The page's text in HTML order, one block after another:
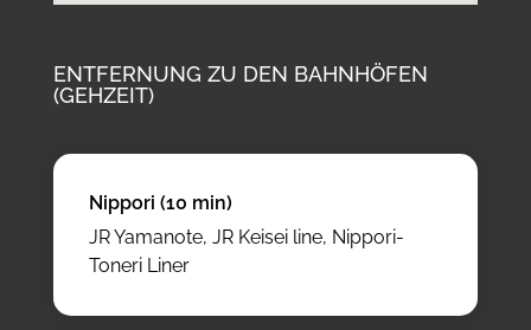
ENTFERNUNG ZU DEN BAHNHÖFEN
(GEHZEIT)
Nippori (10 min)
JR Yamanote, JR Keisei line, Nippori-
Toneri Liner